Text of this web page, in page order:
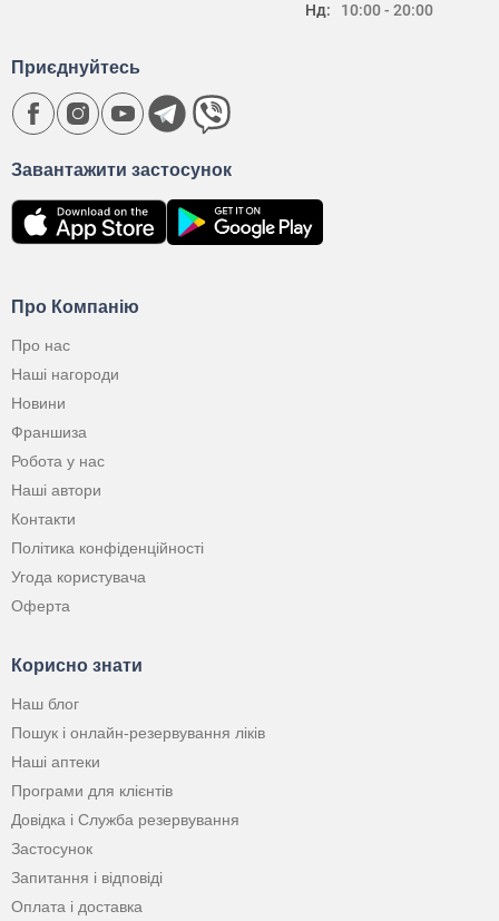
Нд:
10:00 - 20:00
Про Компанію
Про нас
Наші нагороди
Новини
Франшиза
Робота у нас
Наші автори
Контакти
Політика конфіденційності
Угода користувача
Оферта
Корисно знати
Наш блог
Пошук і онлайн-резервування ліків
Наші аптеки
Програми для клієнтів
Довідка і Служба резервування
Застосунок
Запитання і відповіді
Оплата і доставка
Завантажити застосунок
Приєднуйтесь